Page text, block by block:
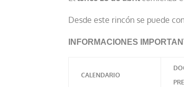
Desde este rincón se puede
INFORMACIONES
CALENDARIO